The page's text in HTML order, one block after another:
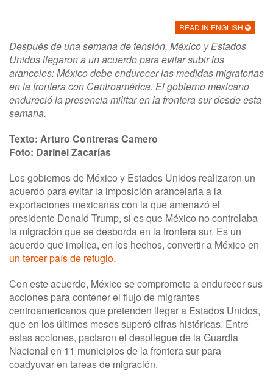
READ IN ENGLISH
Después de una semana de tensión, México y Estados
Unidos llegaron a un acuerdo para evitar subir los
aranceles: México debe endurecer las medidas migratorias
en la frontera con Centroamérica. El gobierno mexicano
endureció la presencia militar en la frontera sur desde esta
semana.
Texto: Arturo Contreras Camero
Foto: Darinel Zacarías
Los gobiernos de México y Estados Unidos realizaron un
acuerdo para evitar la imposición arancelaria a la
exportaciones mexicanas con la que amenazó el
presidente Donald Trump, si es que México no controlaba
la migración que se desborda en la frontera sur. Es un
acuerdo que implica, en los hechos, convertir a México en
un tercer país de refugio.
Con este acuerdo, México se compromete a endurecer sus
acciones para contener el flujo de migrantes
centroamericanos que pretenden llegar a Estados Unidos,
que en los últimos meses superó cifras históricas. Entre
estas acciones, pactaron el despliegue de la Guardia
Nacional en 11 municipios de la frontera sur para
coadyuvar en tareas de migración.